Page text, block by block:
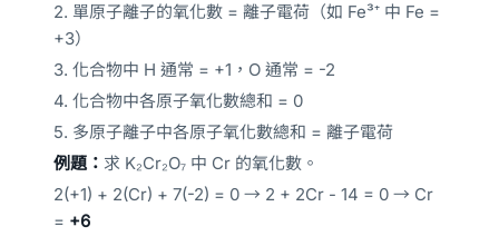
2. 單原子離子的氧化數 = 離子電荷（如 Fe³⁺ 中 Fe =
+3）
3. 化合物中 H 通常 = +1，O 通常 = -2
4. 化合物中各原子氧化數總和 = 0
5. 多原子離子中各原子氧化數總和 = 離子電荷
例題： 求 K₂Cr₂O₇ 中 Cr 的氧化數。
2(+1) + 2(Cr) + 7(-2) = 0 → 2 + 2Cr - 14 = 0 → Cr
= +6